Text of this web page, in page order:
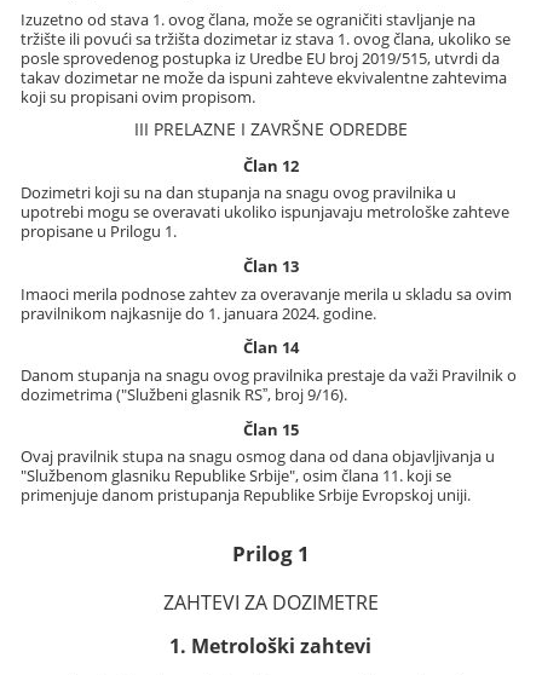
Izuzetno od stava 1. ovog člana, može se ograničiti stavljanje na
tržište ili povući sa tržišta dozimetar iz stava 1. ovog člana, ukoliko se
posle sprovedenog postupka iz Uredbe EU broj 2019/515, utvrdi da
takav dozimetar ne može da ispuni zahteve ekvivalentne zahtevima
koji su propisani ovim propisom.
III PRELAZNE I ZAVRŠNE ODREDBE
Član 12
Dozimetri koji su na dan stupanja na snagu ovog pravilnika u
upotrebi mogu se overavati ukoliko ispunjavaju metrološke zahteve
propisane u Prilogu 1.
Član 13
Imaoci merila podnose zahtev za overavanje merila u skladu sa ovim
pravilnikom najkasnije do 1. januara 2024. godine.
Član 14
Danom stupanja na snagu ovog pravilnika prestaje da važi Pravilnik o
dozimetrima ("Službeni glasnik RSˮ, broj 9/16).
Član 15
Ovaj pravilnik stupa na snagu osmog dana od dana objavljivanja u
"Službenom glasniku Republike Srbije", osim člana 11. koji se
primenjuje danom pristupanja Republike Srbije Evropskoj uniji.
Prilog 1
ZAHTEVI ZA DOZIMETRE
1. Metrološki zahtevi